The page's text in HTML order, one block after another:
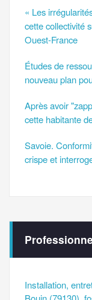
« Les
cette collectivité
Ouest-France
Études de
nouveau plan
Après avoir
cette habitante
Savoie.
crispe et
Installation,